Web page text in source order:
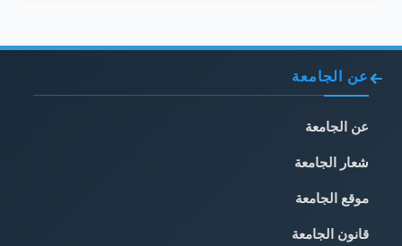
عن الجامعة
عن الجامعة
شعار الجامعة
موقع الجامعة
قانون الجامعة